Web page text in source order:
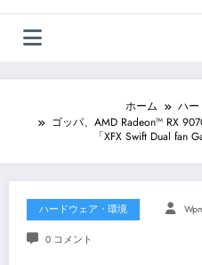
ホーム
ハ
ゴッパ、AMD Radeon™ RX
「XFX Swift Dual fan
ハードウェア・環境
0 コメント